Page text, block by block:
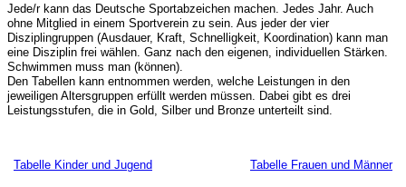
Jede/r kann das Deutsche Sportabzeichen machen. Jedes Jahr. Auch
ohne Mitglied in einem Sportverein zu sein. Aus jeder der vier
Disziplingruppen (Ausdauer, Kraft, Schnelligkeit, Koordination) kann man
eine Disziplin frei wählen. Ganz nach den eigenen, individuellen Stärken.
Schwimmen muss man (können).
Den Tabellen kann entnommen werden, welche Leistungen in den
jeweiligen Altersgruppen erfüllt werden müssen. Dabei gibt es drei
Leistungsstufen, die in Gold, Silber und Bronze unterteilt sind.
Tabelle Kinder und Jugend Tabelle Frauen und Männer